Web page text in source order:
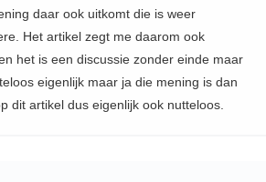
daar ook uitkomt die is weer
Het artikel zegt me daarom ook
het is een discussie zonder einde maar
eigenlijk maar ja die mening is dan
dit artikel dus eigenlijk ook nutteloos.